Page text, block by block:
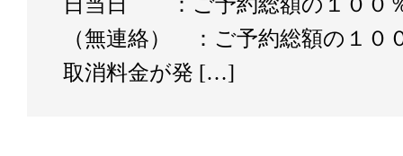
（無連絡） ：ご予約総額の１０
取消料金が発 […]